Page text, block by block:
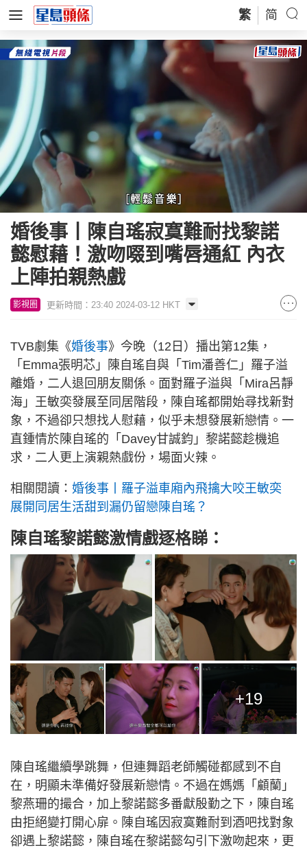
繁 简
Unmute Loaded:
61.28%
婚後事丨陳自瑤寂寞難耐找黎諾
懿慰藉！激吻啜到嘴唇通紅 內衣
上陣拍親熱戲
影視圈 更新時間：23:40 2024-03-12 HKT
TVB劇集《婚後事》今晚（12日）播出第12集，
「Emma張明芯」陳自瑤自與「Tim潘善仁」羅子溢
離婚，二人退回朋友關係。面對羅子溢與「Mira呂靜
海」王敏奕發展至同居階段，陳自瑤都開始尋找新對
象，不過卻只想找人慰藉，似乎未想發展新戀情。一
直鍾情於陳自瑤的「Davey甘誠鈞」黎諾懿趁機追
求，二人更上演親熱戲份，場面火辣。
相關閱讀： 婚後事丨羅子溢車廂內飛擒大咬王敏奕
展開同居生活甜到漏仍留戀陳自瑤？
陳自瑤黎諾懿激情戲逐格睇：
+19
陳自瑤繼續學跳舞，但連舞蹈老師觸碰都感到不自
在，明顯未準備好發展新戀情。不過在媽媽「顧蘭」
黎燕珊的撮合，加上黎諾懿多番獻殷勤之下，陳自瑤
由拒絕變打開心扉。陳自瑤因寂寞難耐到酒吧找對象
卻遇上黎諾懿，陳自瑤在黎諾懿勾引下激吻起來，更